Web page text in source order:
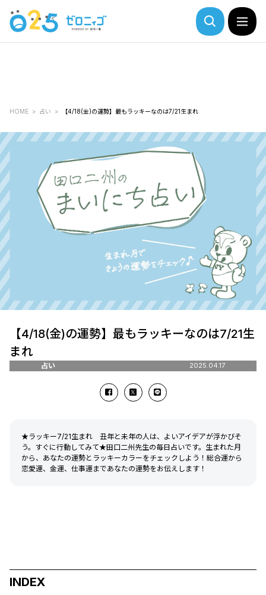
HOME 占い 【4/18(金)の運勢】最もラッキーなのは7/21生まれ
【4/18(金)の運勢】最もラッキーなのは7/21生
まれ
占い 2025.04.17
★ラッキー7/21生まれ 丑年と未年の人は、よいアイデアが浮かびそ
う。すぐに行動してみて★田口二州先生の毎日占いです。生まれた月
から、あなたの運勢とラッキーカラーをチェックしよう！総合運から
恋愛運、金運、仕事運まであなたの運勢をお伝えします！
INDEX